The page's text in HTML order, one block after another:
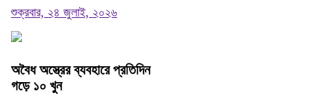
শুক্রবার, ২৪ জুলাই, ২০২৬
অবৈধ অস্ত্রের ব্যবহারে প্রতিদিন
গড়ে ১০ খুন